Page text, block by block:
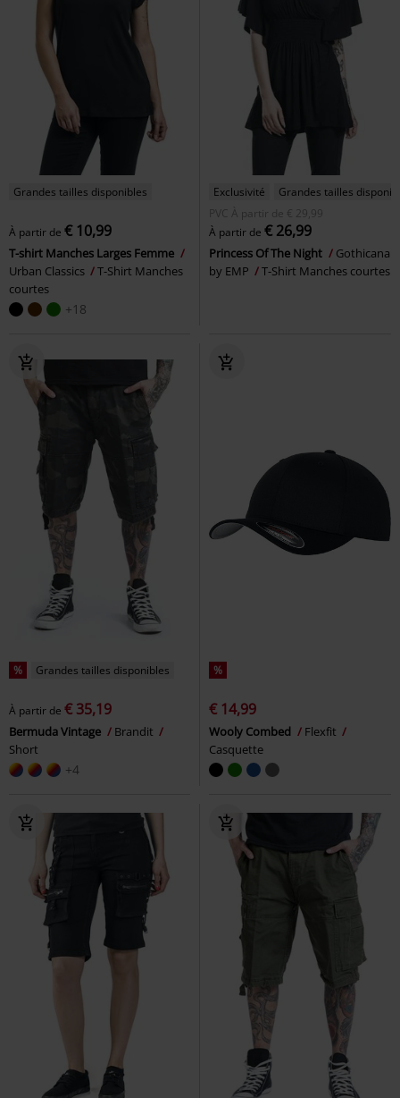
Grandes tailles disponibles
À partir de € 10,99
T-shirt Manches Larges Femme
Urban Classics
T-Shirt Manches
courtes
+18
Exclusivité
Grandes tailles
PVC
À partir de € 29,99
À partir de € 26,99
Princess Of The Night
Gothicana
by EMP
T-Shirt Manches courtes
% Grandes tailles disponibles
À partir de € 35,19
Bermuda Vintage
Brandit
Short
+4
%
€ 14,99
Wooly Combed
Flexfit
Casquette